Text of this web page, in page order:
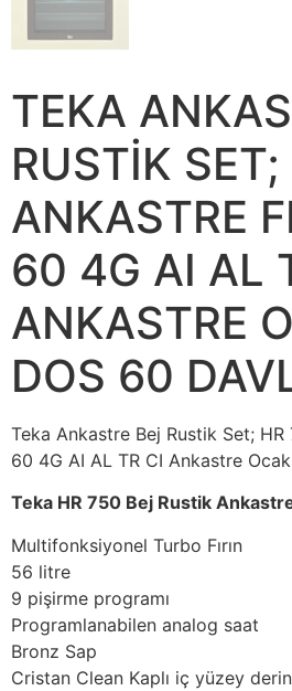
TEKA
RUSTİK
ANKASTRE
60 4G AI AL
ANKASTRE
DOS 60
Teka Ankastre Bej Rustik Set; HR
60 4G AI AL TR CI Ankastre
Teka HR 750 Bej Rustik Ankastre
Multifonksiyonel Turbo Fırın
56 litre
9 pişirme programı
Programlanabilen analog saat
Bronz Sap
Cristan Clean Kaplı iç yüzey